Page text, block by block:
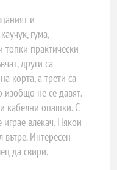
и
гума,
топки практически
други са
корта, а трети са
изобщо не се давят.
кабелни опашки. С
влекач. Някои
Интересен
да свири.